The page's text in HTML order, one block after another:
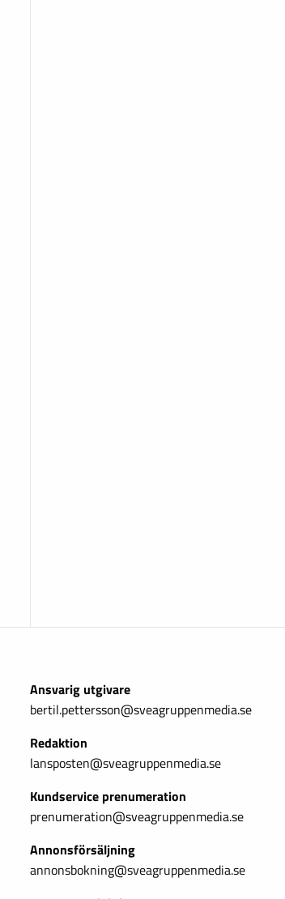
Ansvarig utgivare
bertil.pettersson@sveagruppenmedia.se
Redaktion
lansposten@sveagruppenmedia.se
Kundservice prenumeration
prenumeration@sveagruppenmedia.se
Annonsförsäljning
annonsbokning@sveagruppenmedia.se